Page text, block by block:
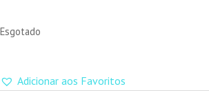
Esgotado
Adicionar aos Favoritos